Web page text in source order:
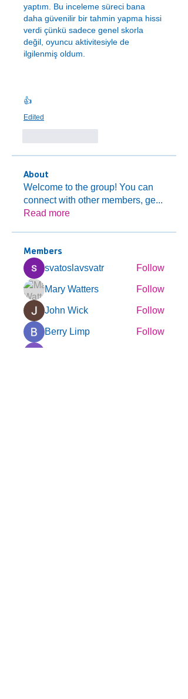
yaptım. Bu inceleme süreci bana
daha güvenilir bir tahmin yapma hissi
verdi çünkü sadece genel skorla
değil, oyuncu aktivitesiyle de
ilgilenmiş oldum.
👍
Edited
About
Welcome to the group! You can
connect with other members, ge...
Read more
Members
svatoslavsvatr Follow
Mary Watters Follow
John Wick Follow
Berry Limp Follow